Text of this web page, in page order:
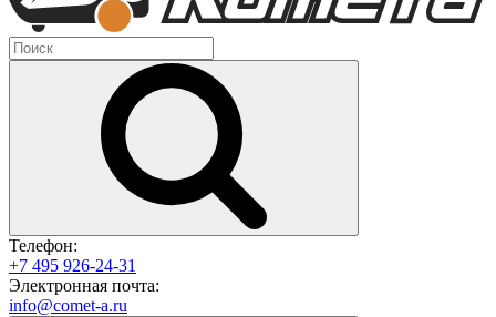
Телефон:
+7 495 926-24-31
Электронная почта:
info@comet-a.ru